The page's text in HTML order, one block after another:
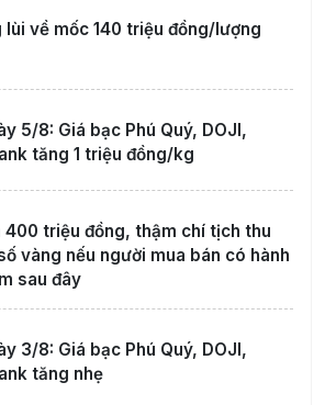
lùi về mốc 140 triệu đồng/lượng
5/8: Giá bạc Phú Quý, DOJI,
tăng 1 triệu đồng/kg
400 triệu đồng, thậm chí tịch thu
vàng nếu người mua bán có hành
sau đây
3/8: Giá bạc Phú Quý, DOJI,
tăng nhẹ